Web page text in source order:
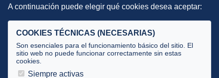
Selecciones
Tecnificación
JUECES Y OFICIALES
A continuación puede elegir qué cookies desea aceptar:
COOKIES TÉCNICAS (NECESARIAS)
Son esenciales para el funcionamiento básico del sitio. El
sitio web no puede funcionar correctamente sin estas
cookies.
Siempre activas